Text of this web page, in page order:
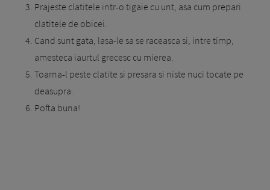
Prajeste clatitele intr-o tigaie cu unt, asa cum prepari
clatitele de obicei.
Cand sunt gata, lasa-le sa se raceasca si, intre timp,
amesteca iaurtul grecesc cu mierea.
Toarna-l peste clatite si presara si niste nuci tocate pe
deasupra.
Pofta buna!